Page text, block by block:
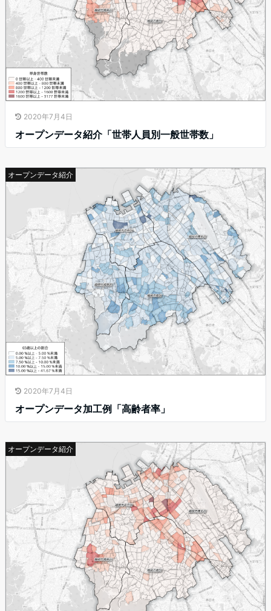
2020年7月4日
オープンデータ紹介「世帯人員別一般世帯数」
オープンデータ紹介
2020年7月4日
オープンデータ加工例「高齢者率」
オープンデータ紹介